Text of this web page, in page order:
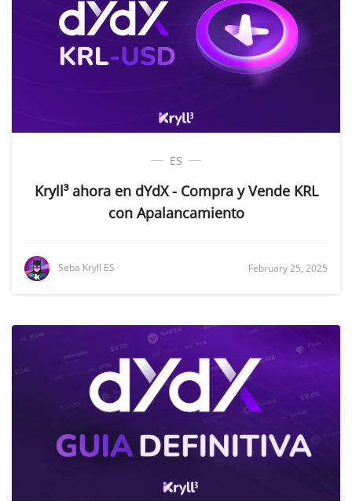
ES
Kryll³ ahora en dYdX - Compra y Vende KRL
con Apalancamiento
Seba Kryll ES February 25, 2025